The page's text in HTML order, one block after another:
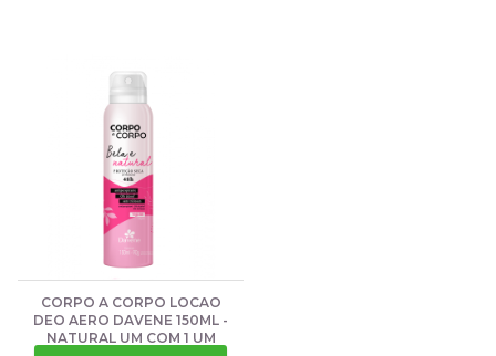
CORPO A CORPO LOCAO
DEO AERO DAVENE 150ML -
NATURAL UM COM 1 UM